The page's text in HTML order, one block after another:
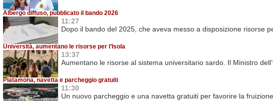
Albergo diffuso, pubblicato il bando 2026
11:27
Dopo il bando del 2025, che aveva messo a disposizione risorse
Università, aumentano le risorse per l’Isola
13:37
Aumentano le risorse al sistema universitario sardo. Il Ministro
Platamona, navetta e parcheggio gratuiti
11:30
Un nuovo parcheggio e una navetta gratuiti per favorire la fruizione